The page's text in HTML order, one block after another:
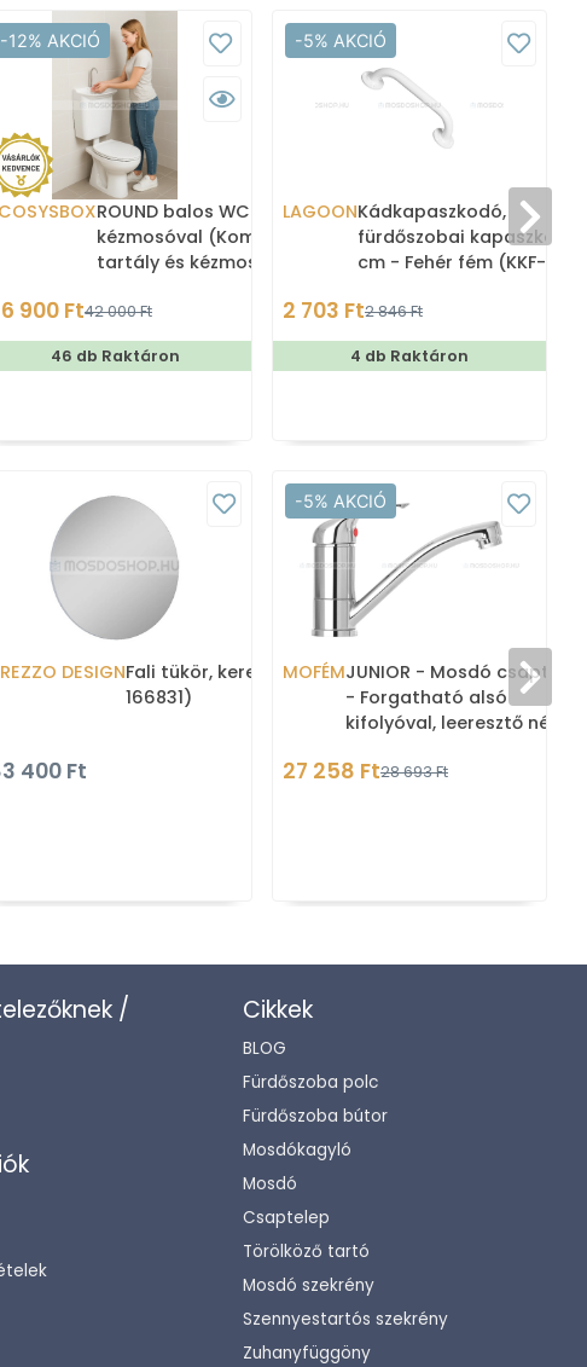
-12% AKCIÓ
ROUND balos WC tartály
kézmosóval (Kombi WC
tartály és kézmosó)
900 Ft42 000 Ft
46 db Raktáron
-5% AKCIÓ
LAGOONKádkapaszkodó,
fürdőszobai
cm - Fehér fém (KKF-20)
2 703 Ft2 846 Ft
4 db Raktáron
DESIGNFali tükör, kerek, 80 cm (AR-
166831)
400 Ft
-5% AKCIÓ
MOFÉMJUNIOR - Mosdó csaptelep
- Forgatható alsó
kifolyóval, leeresztő nélkül
27 258 Ft28 693 Ft
/
Cikkek
BLOG
Fürdőszoba polc
Fürdőszoba bútor
Mosdókagyló
Mosdó
Csaptelep
Törölköző tartó
Mosdó szekrény
Szennyestartós szekrény
Zuhanyfüggöny